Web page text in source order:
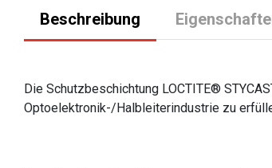
Beschreibung
Die Schutzbeschichtung LOCTITE®
Optoelektronik-/Halbleiterindustrie zu